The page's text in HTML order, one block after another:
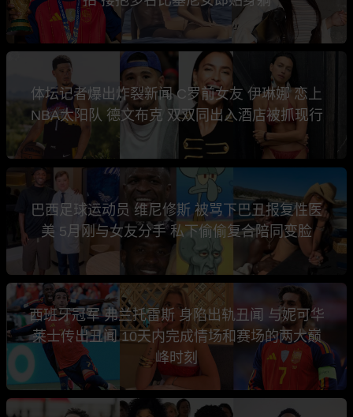
体坛记者爆出炸裂新闻 C罗前女友 伊琳娜 恋上
NBA太阳队 德文布克 双双同出入酒店被抓现行
巴西足球运动员 维尼修斯 被骂下巴丑报复性医
美 5月刚与女友分手 私下偷偷复合陪同变脸
西班牙冠军 弗兰托雷斯 身陷出轨丑闻 与妮可华
莱士传出丑闻 10天内完成情场和赛场的两大巅
峰时刻